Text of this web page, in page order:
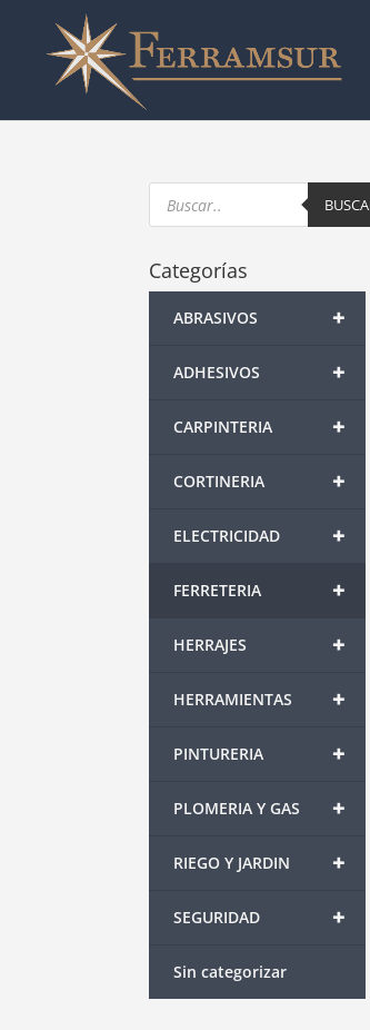
Products
search
Categorías
+
ABRASIVOS
+
ADHESIVOS
+
CARPINTERIA
+
CORTINERIA
+
ELECTRICIDAD
+
FERRETERIA
+
HERRAJES
+
HERRAMIENTAS
+
PINTURERIA
+
PLOMERIA Y GAS
+
RIEGO Y JARDIN
+
SEGURIDAD
Sin categorizar